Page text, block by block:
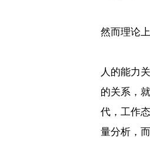
然而理论
人的能力
的关系，
代，工作
量分析，